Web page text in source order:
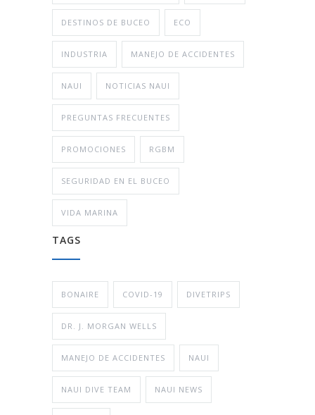
DESTINOS DE BUCEO ECO
INDUSTRIA MANEJO DE ACCIDENTES
NAUI NOTICIAS NAUI
PREGUNTAS FRECUENTES
PROMOCIONES RGBM
SEGURIDAD EN EL BUCEO
VIDA MARINA
TAGS
BONAIRE COVID-19 DIVETRIPS
DR. J. MORGAN WELLS
MANEJO DE ACCIDENTES NAUI
NAUI DIVE TEAM NAUI NEWS